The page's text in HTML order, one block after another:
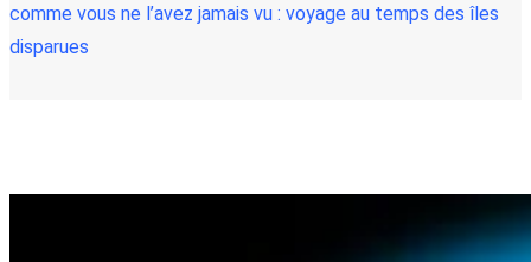
comme vous ne l’avez jamais vu : voyage au temps des îles
disparues